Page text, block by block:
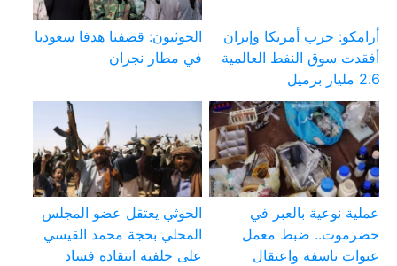
أرامكو: حرب أمريكا وإيران
أفقدت سوق النفط العالمية
2.6 مليار برميل
الحوثيون: قصفنا هدفا سعوديا
في مطار نجران
عملية نوعية بالعبر في
حضرموت.. ضبط معمل
عبوات ناسفة واعتقال
الحوثي يعتقل عضو المجلس
المحلي بحجة محمد القيسي
على خلفية انتقاده فساد